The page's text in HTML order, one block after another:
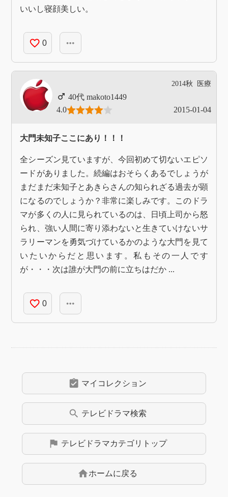
いいし寝顔美しい。
favorite_border 0 more_horiz
2014秋 医療
makoto1449
4.0
2015-01-04
大門未知子ここにあり！！！
全シーズン見ていますが、今回初めて切ないエピソ
ードがありました。続編はおそらくあるでしょうが
まだまだ未知子とあきらさんの知られざる過去が顕
になるのでしょうか？非常に楽しみです。このドラ
マが多くの人に見られているのは、日頃上司から怒
られ、強い人間に寄り添わないと生きていけないサ
ラリーマンを勇気づけているかのような大門を見て
いたいからだと思います。私もその一人です
が・・・次は誰が大門の前に立ちはだか ...
favorite_border 0 more_horiz
assignment_turned_in マイコレクション
search テレビドラマ検索
flag テレビドラマカテゴリトップ
homeホームに戻る